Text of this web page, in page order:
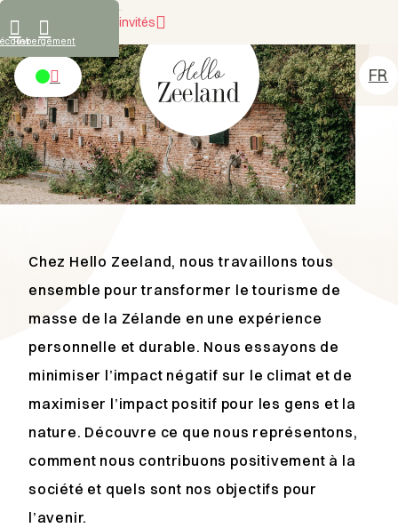
Hebergement
Découvre
De location
Contact
Hebergement
Ce que disent nos invités
FR
IMPACT LOCAL
Durabilité
Chez Hello Zeeland, nous travaillons tous
ensemble pour transformer le tourisme de
masse de la Zélande en une expérience
personnelle et durable. Nous essayons de
minimiser l’impact négatif sur le climat et de
maximiser l’impact positif pour les gens et la
nature. Découvre ce que nous représentons,
comment nous contribuons positivement à la
société et quels sont nos objectifs pour
l’avenir.